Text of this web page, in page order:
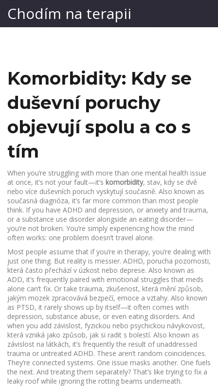
Chodím na terapii
Komorbidity: Kdy se
duševní poruchy
objevují spolu a co s
tím
When you’re struggling with more than one mental health issue
at once, it’s not your fault—it’s komorbidity, stav, kdy se dvě
nebo více duševních poruch vyskytují současně. Also known as
současná diagnóza, it’s far more common than most people
think. If you have ADHD and depression, or anxiety and trauma,
or a substance use disorder alongside an eating disorder—
you’re not broken. You’re simply experiencing how the mind
often works: one problem doesn’t travel alone.
Most people assume that if you’re in therapy, you’re dealing with
just one thing. But reality is messier. ADHD, porucha pozornosti,
která často přechází v úzkost nebo deprese. Also known as
ADD, it’s frequently paired with emotional struggles that meds
alone can’t fix. Or take trauma, zkušenost, která mění způsob,
jakým mozek zpracovává bezpečí, emoce a vztahy. Also known
as PTSD, it rarely shows up by itself—it often comes with
depression, substance abuse, or even eating disorders. And
when you add závislost, fyzickou nebo psychickou návykovost,
která vzniká jako způsob, jak si radit s bolestí. Also known as
závislost na látkách, it’s frequently the result of unaddressed
trauma or untreated ADHD. These aren’t random coincidences.
They’re connected systems. One issue masks another. One fuels
the next. And treating them separately? That’s like trying to fix a
leaky roof while ignoring the rotting beams underneath.